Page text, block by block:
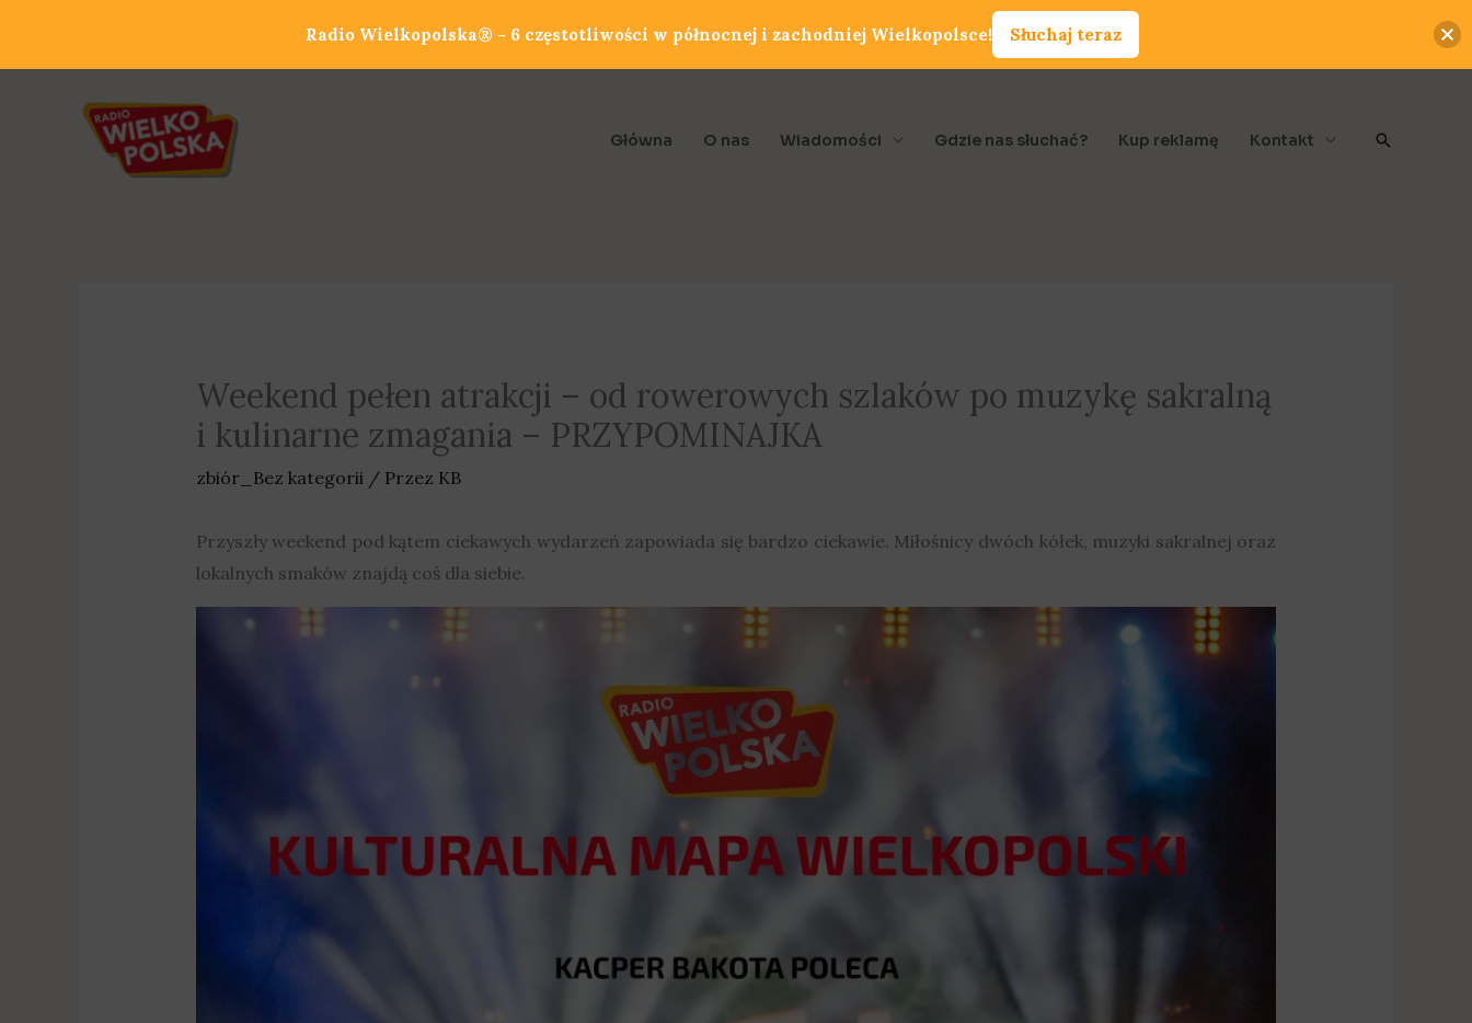
Główna O nas Wiadomości Gdzie nas słuchać? Kup reklamę Kontakt Szukaj
Weekend pełen atrakcji – od rowerowych szlaków po muzykę sakralną
i kulinarne zmagania – PRZYPOMINAJKA
zbiór_Bez kategorii / Przez KB
Przyszły weekend pod kątem ciekawych wydarzeń zapowiada się bardzo ciekawie. Miłośnicy dwóch kółek, muzyki sakralnej oraz
lokalnych smaków znajdą coś dla siebie.
Radio Wielkopolska® - 6 częstotliwości w północnej i zachodniej Wielkopolsce! Słuchaj teraz